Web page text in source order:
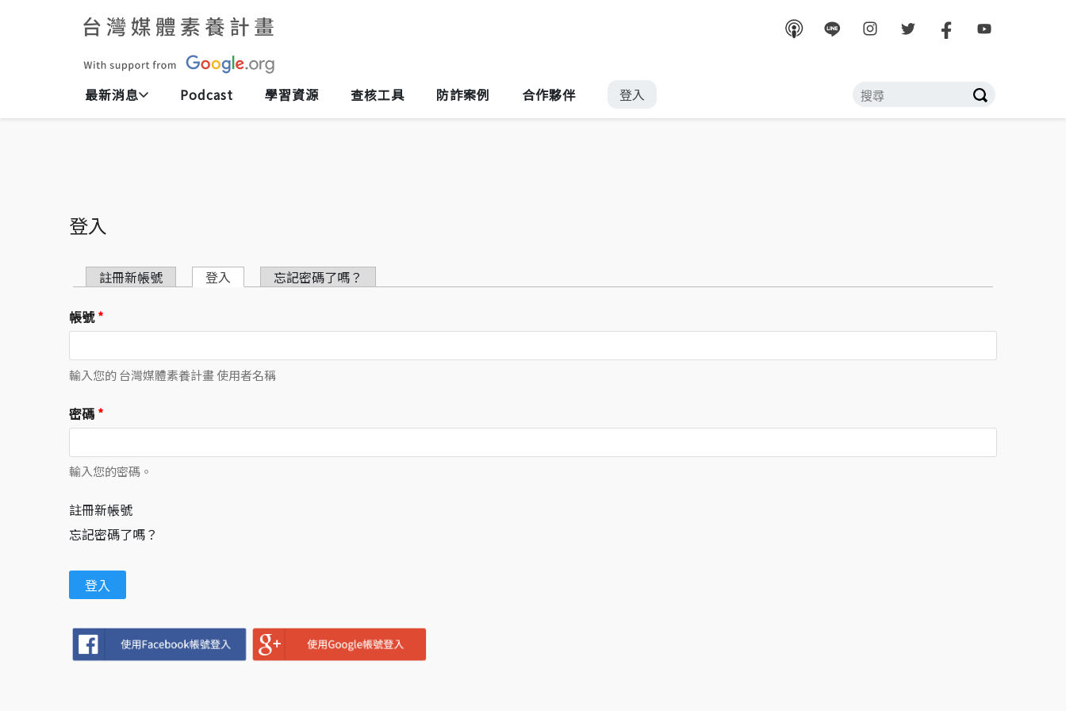
最新消息 Podcast 學習資源 查核工具 防詐案例 合作夥伴 登入
登入
主要索引標籤
註冊新帳號 登入 (作用中頁籤)忘記密碼了嗎？
帳號*
輸入您的 台灣媒體素養計畫 使用者名稱
密碼 *
輸入您的密碼。
註冊新帳號
忘記密碼了嗎？